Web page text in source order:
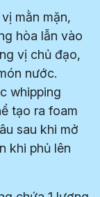
mằn mặn,
hòa lẫn vào
vị chủ đạo,
nước.
whipping
tạo ra foam
sau khi mở
khi phủ lên